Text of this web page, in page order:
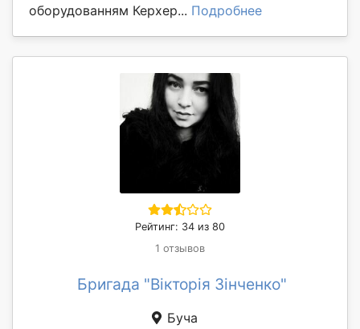
оборудованням Керхер... Подробнее
Рейтинг: 34 из 80
1 отзывов
Бригада "Вікторія Зінченко"
Буча